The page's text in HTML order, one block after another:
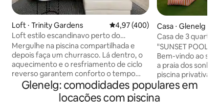
Loft ⋅ Trinity Gardens 4,97 de uma avaliação média de
4,97 (400)
Loft estilo escandinavo perto do
cosmopolita Norwood Parade
Mergulhe na piscina compartilhada e
depois faça um churrasco. Lá dentro, o
aquecimento e o resfriamento de ciclo
reverso garantem conforto o tempo
todo. Uma TV de tela ampla e Foxtel
oferecem entretenimento, com linho
Casa ⋅ Glenelg
Casa de 3
Glenelg - Piscina
"SUNSET POOL
Bem-vindo ao
a praia dos
piscina privativa
incrivelmente
casa de 3 quartos
Glenelg: comodidades populares em
locações com piscina